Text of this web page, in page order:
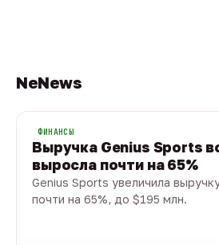
NeNews
ФИНАНСЫ
Выручка Genius Sports
выросла почти на 65%
Genius Sports увеличила
почти на 65%, до $195 млн.